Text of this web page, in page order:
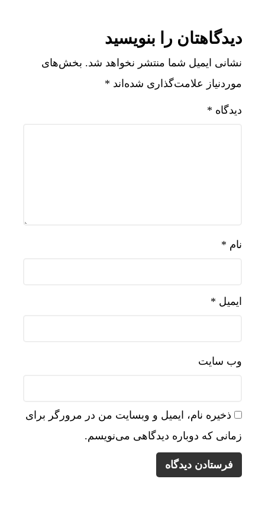
دیدگاهتان را بنویسید
نشانی ایمیل شما منتشر نخواهد شد. بخش‌های
موردنیاز علامت‌گذاری شده‌اند *
دیدگاه *
نام *
ایمیل *
وب‌ سایت
ذخیره نام، ایمیل و وبسایت من در مرورگر برای
زمانی که دوباره دیدگاهی می‌نویسم.